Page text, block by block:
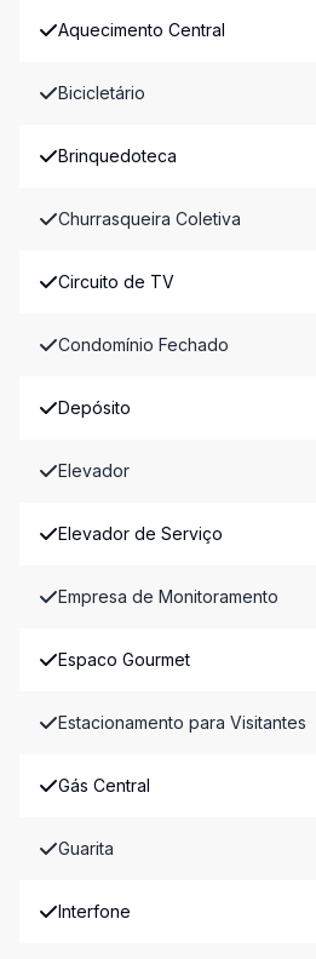
Aquecimento Central
Bicicletário
Brinquedoteca
Churrasqueira Coletiva
Circuito de TV
Condomínio Fechado
Depósito
Elevador
Elevador de Serviço
Empresa de Monitoramento
Espaco Gourmet
Estacionamento para Visitantes
Gás Central
Guarita
Interfone